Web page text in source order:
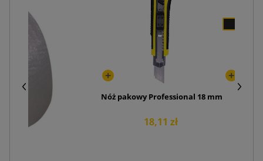
Nóż pakowy Professional 18 mm
18,11 zł